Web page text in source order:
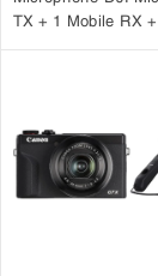
TX + 1 Mobile RX